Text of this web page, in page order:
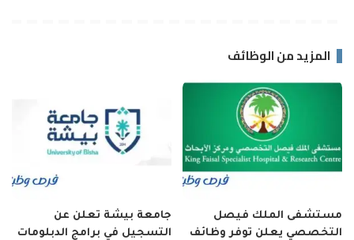
المزيد من الوظائف
مستشفى الملك فيصل
التخصصي يعلن توفر وظائف
جامعة بيشة تعلن عن
التسجيل في برامج الدبلومات